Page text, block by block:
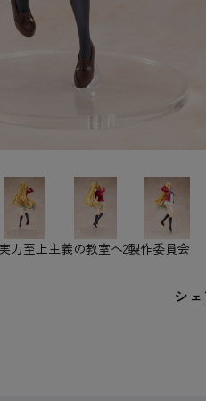
力至上主義の教室へ2製作委員会
シ